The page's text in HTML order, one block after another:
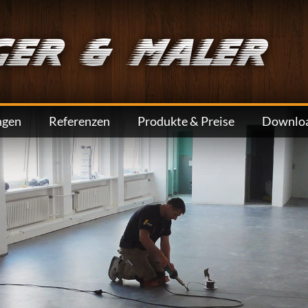
Designbeläge
Innen und Aussen
Schimmelschutz
Reibeputz
Tapeten
Vorarbeiten
Graffitibeseitigung
Referenzen
Bildergalerie
Videos
Produkte & Preise